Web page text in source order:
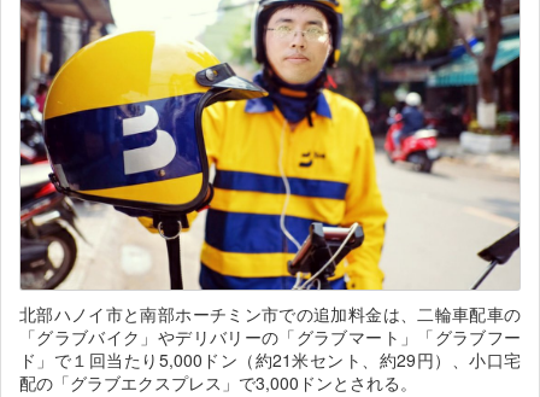
北部ハノイ市と南部ホーチミン市での追加料金は、二輪車配車の
「グラブバイク」やデリバリーの「グラブマート」「グラブフー
ド」で１回当たり5,000ドン（約21米セント、約29円）、小口宅
配の「グラブエクスプレス」で3,000ドンとされる。